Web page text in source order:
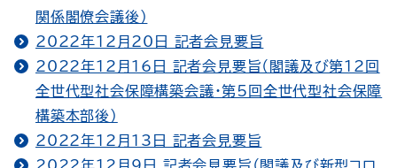
関係閣僚会議後）
2022年12月20日 記者会見要旨
2022年12月16日 記者会見要旨（閣議及び第12回
全世代型社会保障構築会議・第5回全世代型社会保障
構築本部後）
2022年12月13日 記者会見要旨